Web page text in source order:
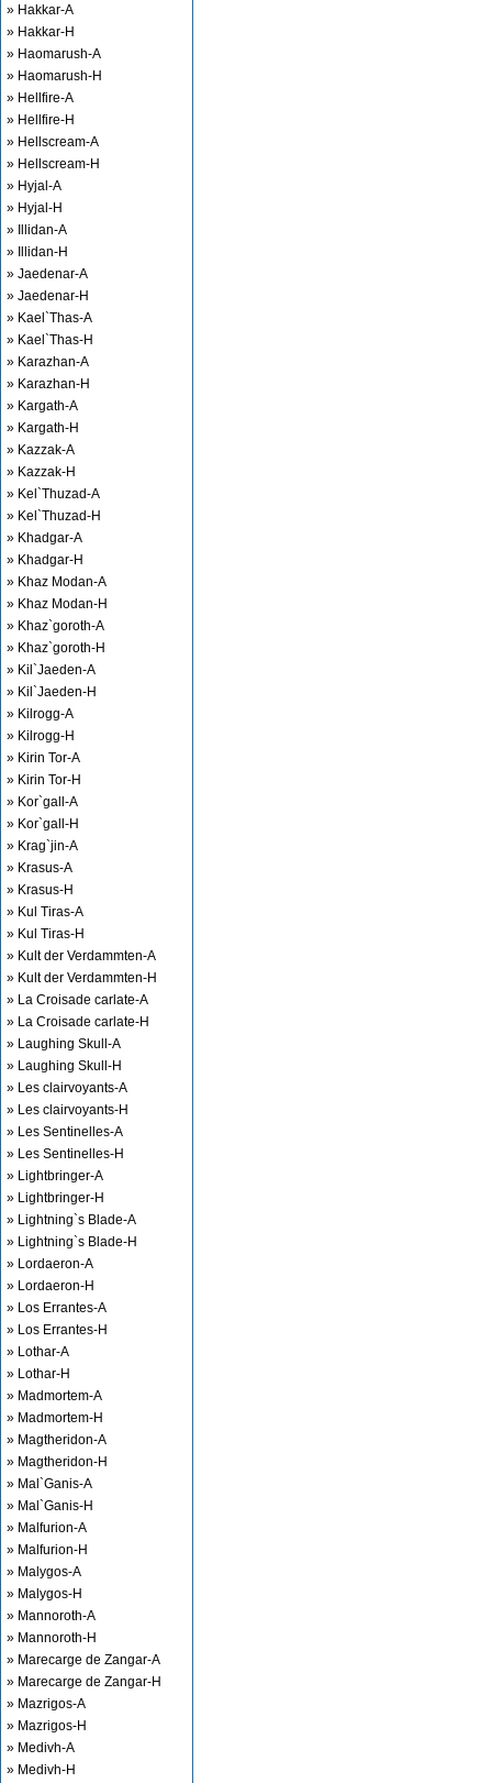
» Hakkar-A
» Hakkar-H
» Haomarush-A
» Haomarush-H
» Hellfire-A
» Hellfire-H
» Hellscream-A
» Hellscream-H
» Hyjal-A
» Hyjal-H
» Illidan-A
» Illidan-H
» Jaedenar-A
» Jaedenar-H
» Kael`Thas-A
» Kael`Thas-H
» Karazhan-A
» Karazhan-H
» Kargath-A
» Kargath-H
» Kazzak-A
» Kazzak-H
» Kel`Thuzad-A
» Kel`Thuzad-H
» Khadgar-A
» Khadgar-H
» Khaz Modan-A
» Khaz Modan-H
» Khaz`goroth-A
» Khaz`goroth-H
» Kil`Jaeden-A
» Kil`Jaeden-H
» Kilrogg-A
» Kilrogg-H
» Kirin Tor-A
» Kirin Tor-H
» Kor`gall-A
» Kor`gall-H
» Krag`jin-A
» Krasus-A
» Krasus-H
» Kul Tiras-A
» Kul Tiras-H
» Kult der Verdammten-A
» Kult der Verdammten-H
» La Croisade carlate-A
» La Croisade carlate-H
» Laughing Skull-A
» Laughing Skull-H
» Les clairvoyants-A
» Les clairvoyants-H
» Les Sentinelles-A
» Les Sentinelles-H
» Lightbringer-A
» Lightbringer-H
» Lightning`s Blade-A
» Lightning`s Blade-H
» Lordaeron-A
» Lordaeron-H
» Los Errantes-A
» Los Errantes-H
» Lothar-A
» Lothar-H
» Madmortem-A
» Madmortem-H
» Magtheridon-A
» Magtheridon-H
» Mal`Ganis-A
» Mal`Ganis-H
» Malfurion-A
» Malfurion-H
» Malygos-A
» Malygos-H
» Mannoroth-A
» Mannoroth-H
» Marecarge de Zangar-A
» Marecarge de Zangar-H
» Mazrigos-A
» Mazrigos-H
» Medivh-A
» Medivh-H